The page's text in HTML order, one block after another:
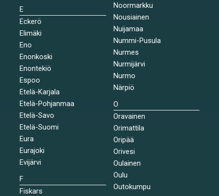
E
Eckerö
Elimäki
Eno
Enonkoski
Enontekiö
Espoo
Etelä-Karjala
Etelä-Pohjanmaa
Etelä-Savo
Etelä-Suomi
Eura
Eurajoki
Evijärvi
F
Fiskars
Noormarkku
Nousiainen
Nuijamaa
Nummi-Pusula
Nurmes
Nurmijärvi
Nurmo
Närpiö
O
Oravainen
Orimattila
Oripää
Orivesi
Oulainen
Oulu
Outokumpu